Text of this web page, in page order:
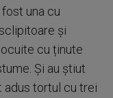
una cu
și
cu ținute
Și au știut
adus tortul cu trei